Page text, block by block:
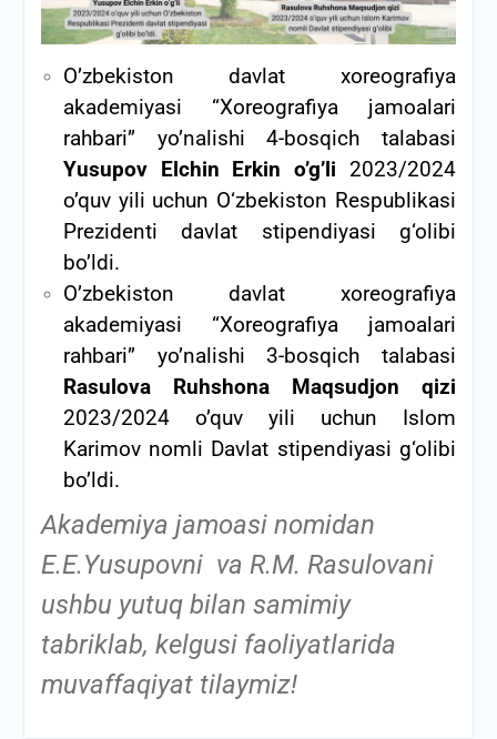
O’zbekiston davlat xoreografiya
akademiyasi “Xoreografiya jamoalari
rahbari” yo’nalishi 4-bosqich talabasi
Yusupov Elchin Erkin o’g’li 2023/2024
o’quv yili uchun O‘zbekiston Respublikasi
Prezidenti davlat stipendiyasi g‘olibi
bo’ldi.
O’zbekiston davlat xoreografiya
akademiyasi “Xoreografiya jamoalari
rahbari” yo’nalishi 3-bosqich talabasi
Rasulova Ruhshona Maqsudjon qizi
2023/2024 o’quv yili uchun Islom
Karimov nomli Davlat stipendiyasi g‘olibi
bo’ldi.
Akademiya jamoasi nomidan
E.E.Yusupovni va R.M. Rasulovani
ushbu yutuq bilan samimiy
tabriklab, kelgusi faoliyatlarida
muvaffaqiyat tilaymiz!